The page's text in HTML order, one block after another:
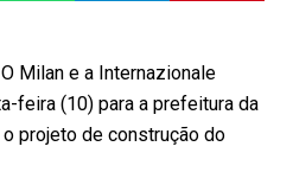
Milan e a Internazionale
feira (10) para a prefeitura da
projeto de construção do